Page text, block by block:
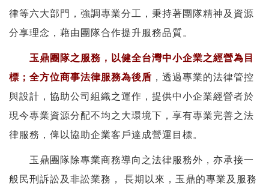
律等六大部門，強調專業分工，秉持著團隊精神及資源
分享理念，藉由團隊合作提升服務品質。
玉鼎團隊之服務，以健全台灣中小企業之經營為目
標；全方位商事法律服務為後盾 ，透過專業的法律管控
與設計，協助公司組織之運作，提供中小企業經營者於
現今專業資源分配不均之大環境下，享有專業完善之法
律服務，俾以協助企業客戶達成營運目標。
玉鼎團隊除專業商務導向之法律服務外，亦承接一
般民刑訴訟及非訟業務， 長期以來，玉鼎的專業及服務